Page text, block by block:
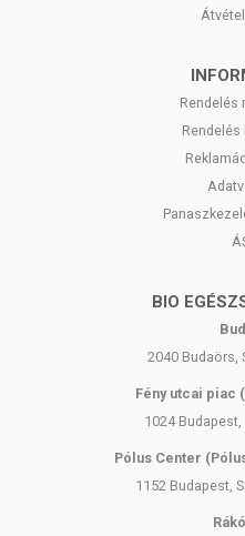
Rendelés
BIO
2040 Budaörs,
Fény utcai piac
1024
Pólus Center
1152 Budapest,